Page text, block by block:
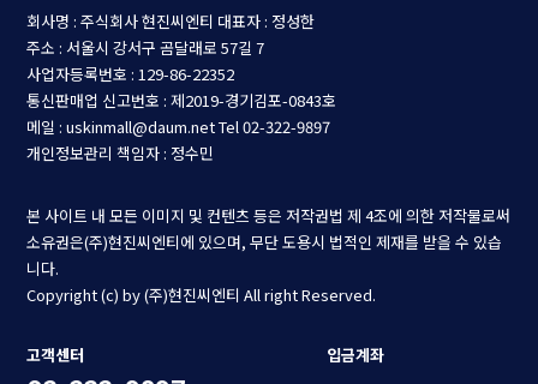
회사명 : 주식회사 현진씨엔티 대표자 : 정성한
주소 : 서울시 강서구 곰달래로 57길 7
사업자등록번호 : 129-86-22352
통신판매업 신고번호 : 제2019-경기김포-0843호
메일 : uskinmall@daum.netTel 02-322-9897
개인정보관리 책임자 : 정수민
본 사이트 내 모든 이미지 및 컨텐츠 등은 저작권법 제 4조에 의한 저작물로써
소유권은(주)현진씨엔티에 있으며, 무단 도용시 법적인 제재를 받을 수 있습
니다.
Copyright (c) by (주)현진씨엔티 All right Reserved.
고객센터
입금계좌